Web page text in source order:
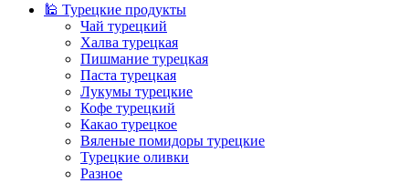
🕌 Турецкие продукты
Чай турецкий
Халва турецкая
Пишмание турецкая
Паста турецкая
Лукумы турецкие
Кофе турецкий
Какао турецкое
Вяленые помидоры турецкие
Турецкие оливки
Разное